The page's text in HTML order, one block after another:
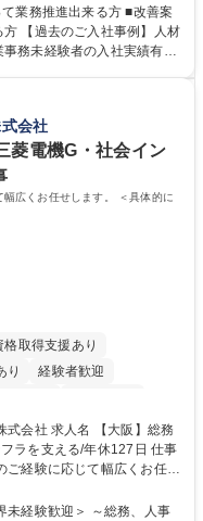
システムがきちんと構築さ
できる環境です。また、
経験可
業務推進出来る方 ■改善案
【過去のご入社事例】人材
務未経験者の入社実績有
サポート、改善の動きも期
チームに貢献し、結果的に
平均19:30の退勤以降の業
働き方となります。 学
資格：
会社
菱電機G・社会イン
広くお任せします。 ＜具体的に
格取得支援あり
り
経験者歓迎
・社宅あり 食事補助あり
阪】総務
を支える/年休127日 仕事
ご経験に応じて幅広くお任せ
的には事務所勤務ですが、
未経験歓迎＞ ～総務、人事